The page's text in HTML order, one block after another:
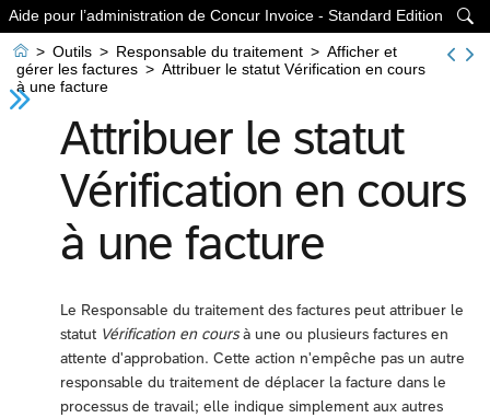

Aide pour l’administration de Concur Invoice - Standard Edition
 > Outils > Responsable du traitement > Afficher et
gérer les factures > Attribuer le statut Vérification en cours
à une facture
Attribuer le statut
Vérification en cours
à une facture
Le Responsable du traitement des factures peut attribuer le
statut Vérification en coursà une ou plusieurs factures en
attente d'approbation. Cette action n'empêche pas un autre
responsable du traitement de déplacer la facture dans le
processus de travail; elle indique simplement aux autres